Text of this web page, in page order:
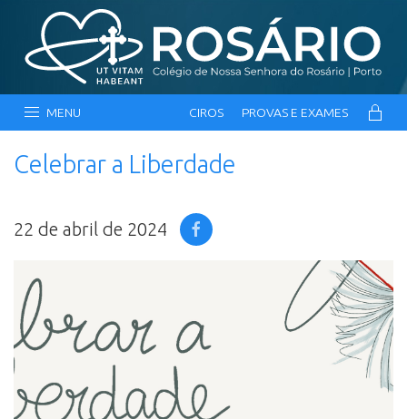
MENU CIROS PROVAS E EXAMES
Celebrar a Liberdade
22 de abril de 2024